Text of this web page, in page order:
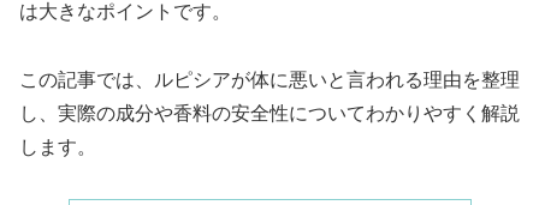
は大きなポイントです。
この記事では、ルピシアが体に悪いと言われる理由を整理
し、実際の成分や香料の安全性についてわかりやすく解説
します。